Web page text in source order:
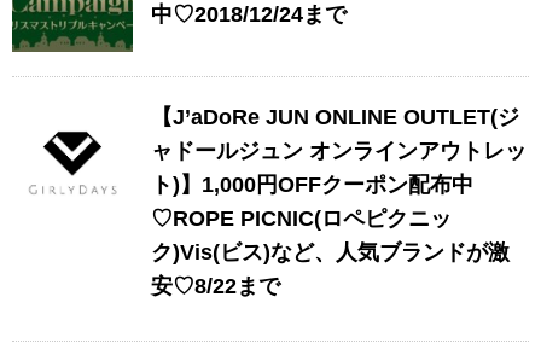
中♡2018/12/24まで
【J’aDoRe JUN ONLINE OUTLET(ジ
ャドールジュン オンラインアウトレッ
ト)】1,000円OFFクーポン配布中
♡ROPE PICNIC(ロペピクニッ
ク)Vis(ビス)など、人気ブランドが激
安♡8/22まで